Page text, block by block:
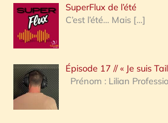
e
r
c
h
e
SuperFlux de l’été
C’est l’été… Mais […]
Épisode 17 // « Je suis
Prénom : Lilian